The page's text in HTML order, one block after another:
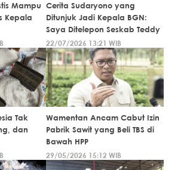
Mampu
Kepala
Cerita Sudaryono yang
Ditunjuk Jadi Kepala BGN:
Saya Ditelepon Seskab Teddy
22/07/2026 13:21 WIB
Tak
dan
Wamentan Ancam Cabut Izin
Pabrik Sawit yang Beli TBS di
Bawah HPP
29/05/2026 15:12 WIB